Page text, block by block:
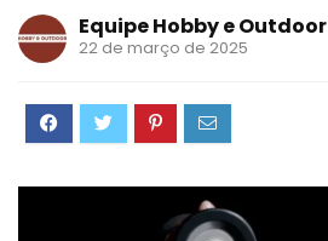
Equipe Hobby e Outdoor
22 de março de 2025